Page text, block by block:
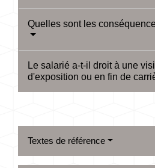
Quelles sont les
Le salarié a-t-il droit à une
d'exposition ou en fin de
Textes de référence